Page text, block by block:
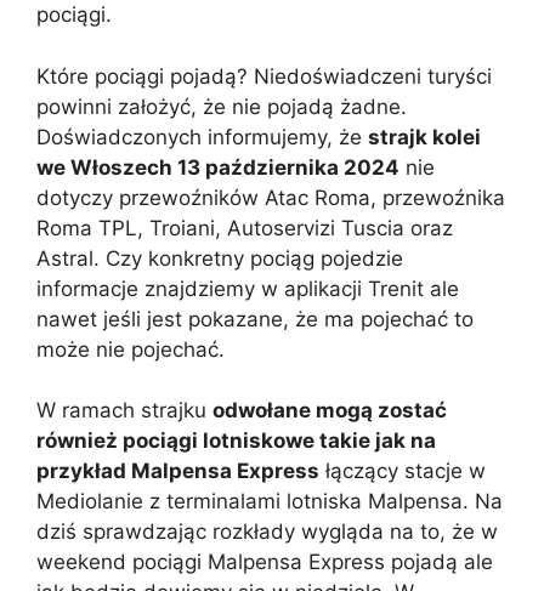
pociągi.
Które pociągi pojadą? Niedoświadczeni turyści
powinni założyć, że nie pojadą żadne.
Doświadczonych informujemy, że strajk kolei
we Włoszech 13 października 2024 nie
dotyczy przewoźników Atac Roma, przewoźnika
Roma TPL, Troiani, Autoservizi Tuscia oraz
Astral. Czy konkretny pociąg pojedzie
informacje znajdziemy w aplikacji Trenit ale
nawet jeśli jest pokazane, że ma pojechać to
może nie pojechać.
W ramach strajku odwołane mogą zostać
również pociągi lotniskowe takie jak na
przykład Malpensa Express łączący stacje w
Mediolanie z terminalami lotniska Malpensa. Na
dziś sprawdzając rozkłady wygląda na to, że w
weekend pociągi Malpensa Express pojadą ale